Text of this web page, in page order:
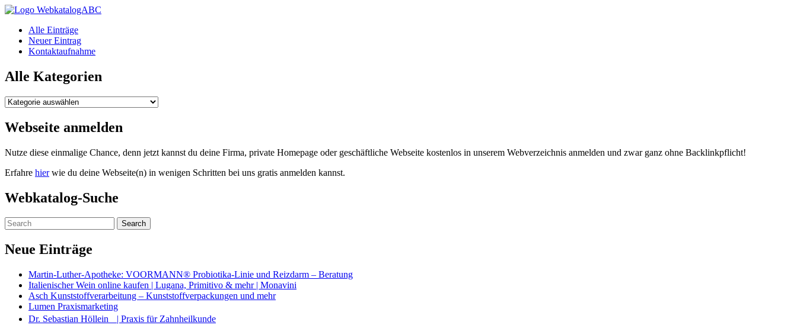
WebkatalogABC
Alle Einträge
Neuer Eintrag
Kontaktaufnahme
Alle Kategorien
Alle
Webseite anmelden
Nutze diese einmalige Chance, denn jetzt kannst du deine Firma, private Homepage oder geschäftliche Webseite kostenlos in unserem Webverzeichnis anmelden und zwar ganz ohne Backlinkpflicht!
Erfahre hierwie du deine Webseite(n) in wenigen Schritten bei uns gratis anmelden kannst.
Webkatalog-Suche
Neue Einträge
Martin-Luther-Apotheke: VOORMANN® Probiotika-Linie und Reizdarm – Beratung
Italienischer Wein online kaufen | Lugana, Primitivo & mehr | Monavini
Asch Kunststoffverarbeitung – Kunststoffverpackungen und mehr
Lumen Praxismarketing
Dr. Sebastian Höllein | Praxis für Zahnheilkunde